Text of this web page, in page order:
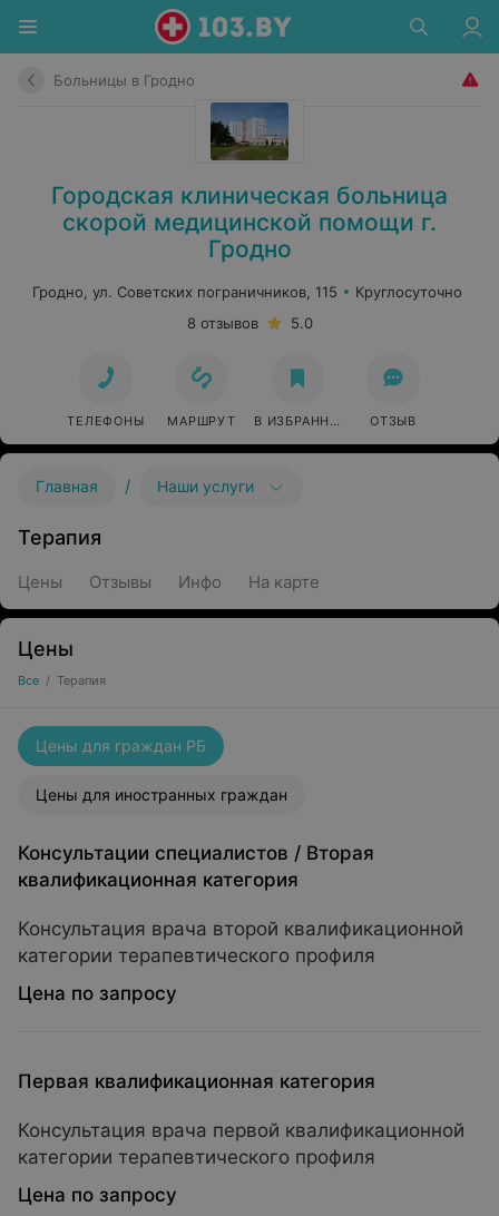
Больницы в Гродно
Городская клиническая больница
скорой медицинской помощи г.
Гродно
Гродно, ул. Советских пограничников, 115
Круглосуточно
8 отзывов
5.0
ТЕЛЕФОНЫ МАРШРУТ В ИЗБРАННОЕ ОТЗЫВ
Главная / Наши услуги
Терапия
Цены Отзывы Инфо На карте
Цены
Все / Терапия
Цены для граждан РБ
Цены для иностранных граждан
Консультации специалистов / Вторая
квалификационная категория
Консультация врача второй квалификационной
категории терапевтического профиля
Цена по запросу
Первая квалификационная категория
Консультация врача первой квалификационной
категории терапевтического профиля
Цена по запросу